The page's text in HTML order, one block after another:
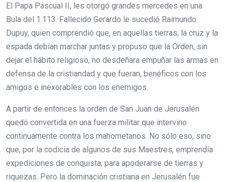
El Papa Pascual II, les otorgó grandes mercedes en una
Bula del 1.113. Fallecido Gerardo le sucedió Raimundo
Dupuy, quien comprendió que, en aquellas tierras, la cruz y la
espada debían marchar juntas y propuso que la Orden, sin
dejar el hábito religioso, no desdeñara empuñar las armas en
defensa de la cristiandad y que fueran, benéficos con los
amigos e inexorables con los enemigos.
A partir de entonces la orden de San Juan de Jerusalén
quedó convertida en una fuerza militar que intervino
continuamente contra los mahometanos. No sólo eso, sino
que, por la codicia de algunos de sus Maestres, emprendía
expediciones de conquista, para apoderarse de tierras y
riquezas. Pero la dominación cristiana en Jerusalén fue